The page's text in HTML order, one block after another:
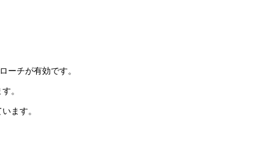
ーチが有効です。
。
ます。